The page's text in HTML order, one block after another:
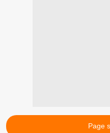
Page